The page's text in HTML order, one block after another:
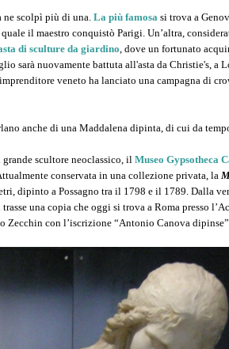
ne scolpì più di una. La più famosa si trova a
il maestro conquistò Parigi. Un’altra,
di sculture da giardino, dove un fortunato
sarà nuovamente battuta all'asta da Christie's, a
veneto ha lanciato una campagna di
anche di una Maddalena dipinta, di cui da
scultore neoclassico, il Museo Gypsotheca
conservata in una collezione privata, la
dipinto a Possagno tra il 1798 e il 1789. Dalla
una copia che oggi si trova a Roma presso
Zecchin con l’iscrizione “Antonio Canova